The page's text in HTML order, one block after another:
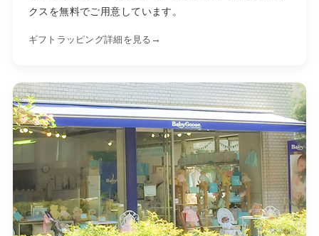
クスを無料でご用意しています。
ギフトラッピング詳細を見る →